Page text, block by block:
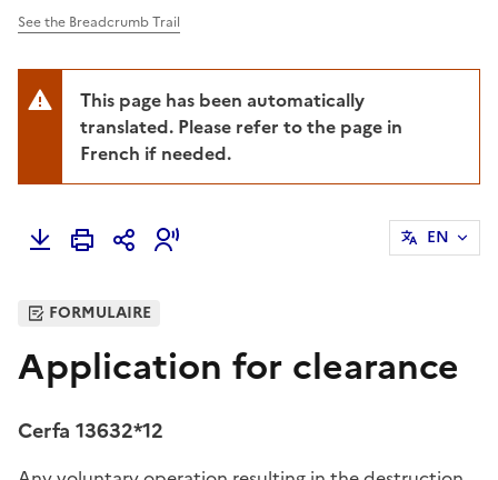
See the Breadcrumb Trail
This page has been automatically
translated. Please refer to the page in
French if needed.
EN
FORMULAIRE
Application for clearance
Cerfa 13632*12